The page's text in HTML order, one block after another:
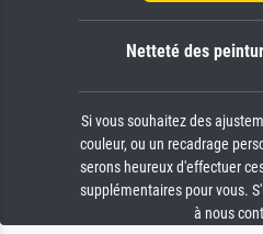
Netteté des
Si vous souhaitez des
couleur, ou un recadrage
serons heureux d'effectuer
supplémentaires pour vous.
à nous